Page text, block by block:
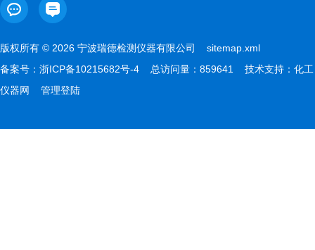
版权所有 © 2026 宁波瑞德检测仪器有限公司 sitemap.xml
备案号： 浙ICP备10215682号-4 总访问量：859641 技术支持： 化工
仪器网
管理登陆